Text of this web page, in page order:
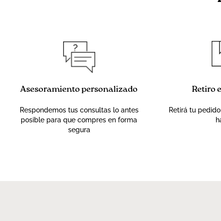
Asesoramiento personalizado
Respondemos tus consultas lo antes
posible para que compres en forma
segura
Retiro
Retirá tu